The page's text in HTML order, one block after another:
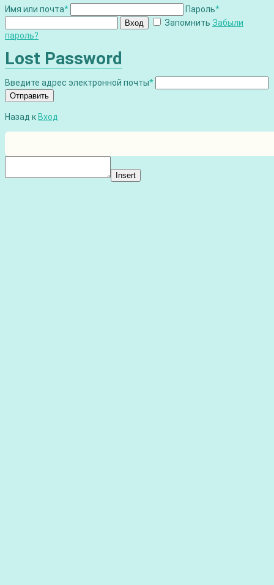
Имя или почта* Пароль*
Вход Запомнить Забыли
пароль?
Lost Password
Введите адрес электронной почты*
Отправить
Назад к Вход
Insert